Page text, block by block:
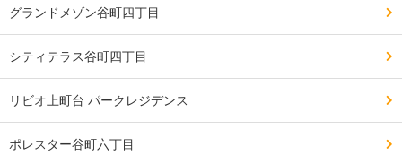
グランドメゾン谷町四丁目
シティテラス谷町四丁目
リビオ上町台 パークレジデンス
ポレスター谷町六丁目